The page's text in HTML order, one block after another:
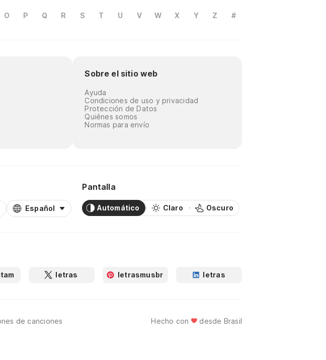
O P Q R S T U V W X Y Z #
Sobre el sitio web
Ayuda
Condiciones de uso y privacidad
Protección de Datos
Quiénes somos
Normas para envío
Español
Pantalla
Automático Claro Oscuro
letras letrasmusbr letras
de canciones Hecho con desde Brasil